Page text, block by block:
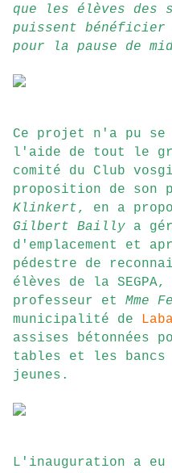
que les élèves des
puissent bénéficier
pour la pause de
Ce projet n'a pu
l'aide de tout le
comité du Club
proposition de son
Klinkert, en a
Gilbert Bailly a
d'emplacement et
pédestre de
élèves de la SEGPA,
professeur et Mme
municipalité de
assises bétonnées
tables et les bancs
jeunes.
L'inauguration a